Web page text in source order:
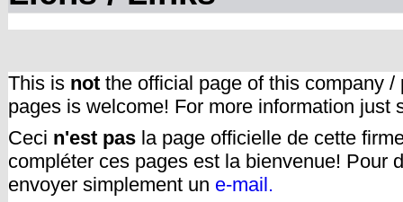
This is not the official page of this company
pages is welcome! For more information just
Ceci n'est pas la page officielle de cette
compléter ces pages est la bienvenue! Pour
envoyer simplement un e-mail.